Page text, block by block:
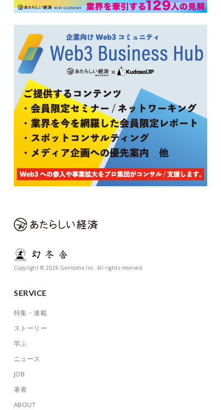
Copyright © 2026 Gentosha Inc. All rights reserved.
SERVICE
特集・連載
ストーリー
学ぶ
ニュース
JOB
著者
ABOUT